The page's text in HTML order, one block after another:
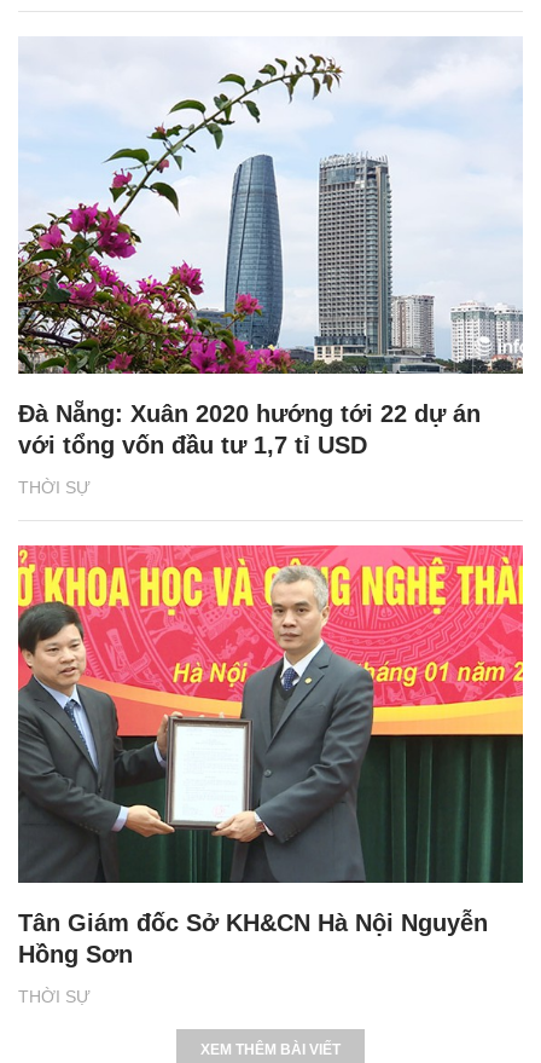
THỜI SỰ
Đà Nẵng: Xuân 2020 hướng tới 22 dự án
với tổng vốn đầu tư 1,7 tỉ USD
THỜI SỰ
Tân Giám đốc Sở KH&CN Hà Nội Nguyễn
Hồng Sơn
XEM THÊM BÀI VIẾT